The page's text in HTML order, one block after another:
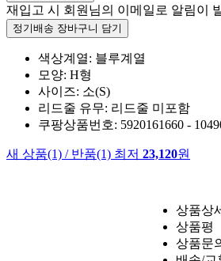
재입고 시 회원님의 이메일로 알림이
정기배송 장바구니 담기
색상계열: 블루계열
모양: H형
사이즈: 소(S)
리드줄 유무: 리드줄 미포함
쿠팡상품번호: 5920161660 -
새 상품(1) / 반품(1) 최저 23,120원
상품상
상품평
상품문